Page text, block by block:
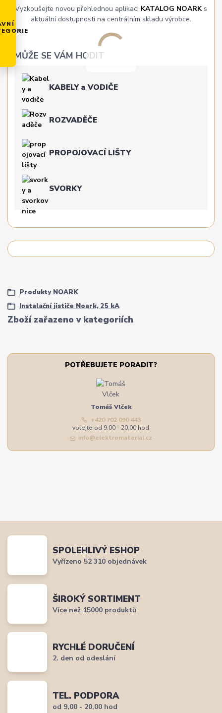
Vyzkoušejte novou přehlednou aplikaci KATALOG NOARKs
aktuální dostupností na centrálním skladu výrobce.
MŮŽE SE VÁM HODIT
KABELY a VODIČE
ROZVADĚČE
PROPOJOVACÍ LIŠTY
SVORKY
Zboží zařazeno v kategoriích
Produkty NOARK
Instalační jističe Noark, 25 kA
POTŘEBUJETE PORADIT?
Tomáš Vlček
+420 702 090 443
volejte od 9,00 - 20,00 hod
info@elektromaterial.cz
SPOLEHLIVÝ ESHOP
Vyřízeno 52 310 objednávek
ŠIROKÝ SORTIMENT
Více než 15000 produktů
RYCHLÉ DORUČENÍ
2. den od odeslání
TEL. PODPORA
od 9,00 - 20,00 hod